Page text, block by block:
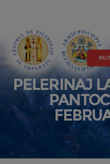
PELERINAJ